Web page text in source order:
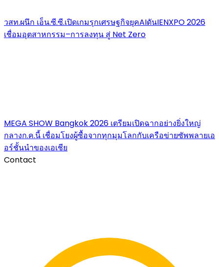
วสท.ผนึก เอ็น.ซี.ซี.เปิดเกมรุกเศรษฐกิจยุคAIดันIENXPO 2026
เชื่อมอุตสาหกรรม–การลงทุน สู่ Net Zero
MEGA SHOW Bangkok 2026 เตรียมเปิดฉากอย่างยิ่งใหญ่
กลางก.ค.นี้ เชื่อมโยงผู้ซื้อจากทุกมุมโลกกับเครือข่ายซัพพลายเอ
อร์ชั้นนำของเอเชีย
Contact